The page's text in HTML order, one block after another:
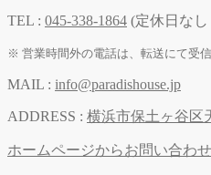
TEL : 045-338-1864 (定休日なし
※ 営業時間外の電話は、転送にて受
MAIL : info@paradishouse.jp
ADDRESS : 横浜市保土ヶ谷区
ホームページからお問い合わせ